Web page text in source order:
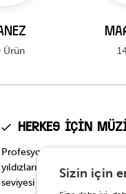
Ürün
Herkes için
Profesyonel seviyeden
yıldızlarının tercih ettiği en
seviyesi için en doğru
Sizin için